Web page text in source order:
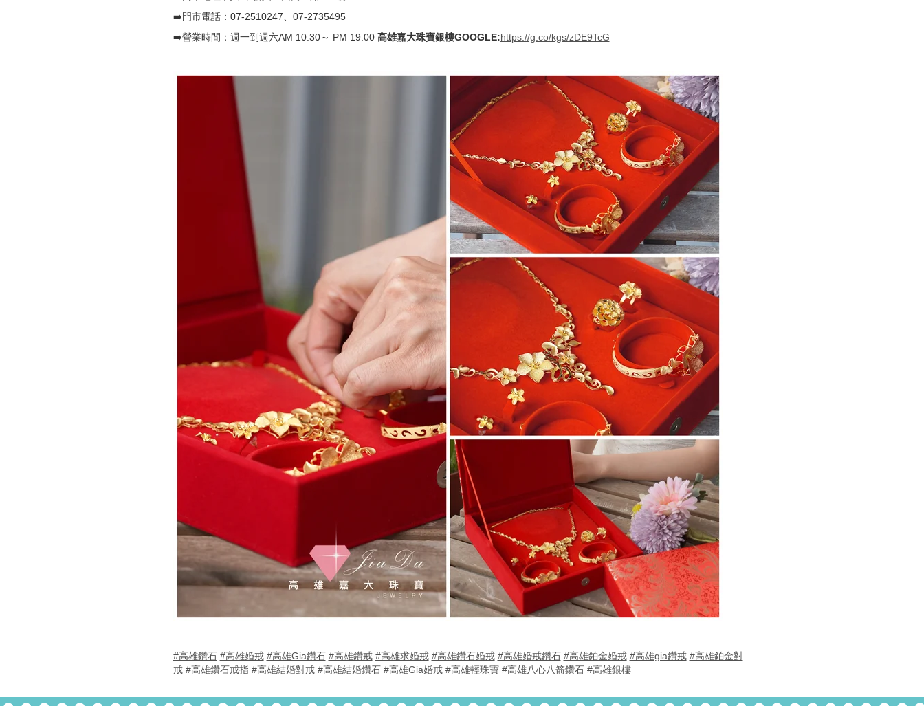
➡️門市電話：07-2510247、07-2735495
➡️營業時間：週一到週六AM 10:30～ PM 19:00 高雄嘉大珠寶銀樓GOOGLE:https://g.co/kgs/zDE9TcG
#高雄鑽石 #高雄婚戒 #高雄Gia鑽石 #高雄鑽戒 #高雄求婚戒 #高雄鑽石婚戒 #高雄婚戒鑽石 #高雄鉑金婚戒 #高雄gia鑽戒 #高雄鉑金對
戒 #高雄鑽石戒指 #高雄結婚對戒 #高雄結婚鑽石 #高雄Gia婚戒 #高雄輕珠寶 #高雄八心八箭鑽石 #高雄銀樓